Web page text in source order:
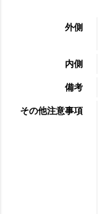
外側
内側
備考
その他注意事項